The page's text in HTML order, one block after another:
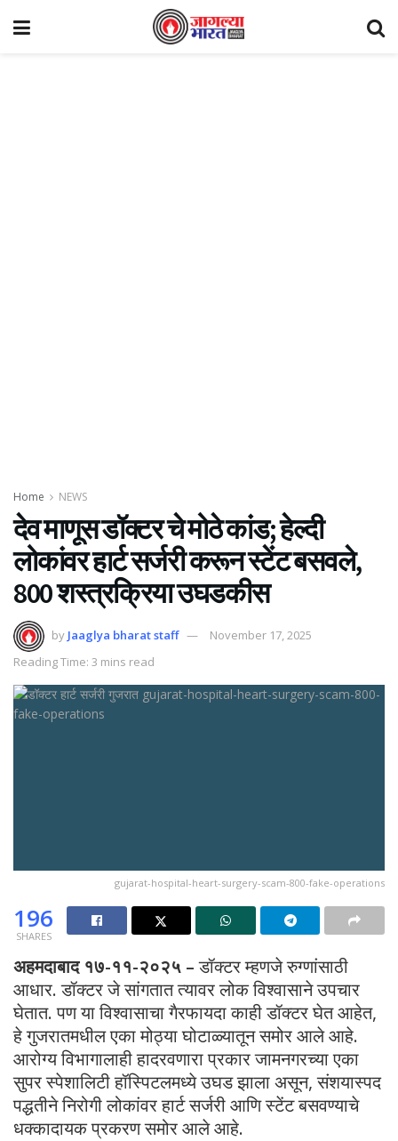
Home NEWS
देव माणूस डॉक्टर चे मोठे कांड; हेल्दी
लोकांवर हार्ट सर्जरी करून स्टेंट बसवले,
800 शस्त्रक्रिया उघडकीस
by Jaaglya bharat staff
November 17, 2025
Reading Time: 3 mins read
gujarat-hospital-heart-surgery-scam-800-fake-operations
196
SHARES
अहमदाबाद १७-११-२०२५ –डॉक्टर म्हणजे रुग्णांसाठी
आधार. डॉक्टर जे सांगतात त्यावर लोक विश्वासाने उपचार
घेतात. पण या विश्वासाचा गैरफायदा काही डॉक्टर घेत आहेत,
हे गुजरातमधील एका मोठ्या घोटाळ्यातून समोर आले आहे.
आरोग्य विभागालाही हादरवणारा प्रकार जामनगरच्या एका
सुपर स्पेशालिटी हॉस्पिटलमध्ये उघड झाला असून, संशयास्पद
पद्धतीने निरोगी लोकांवर हार्ट सर्जरी आणि स्टेंट बसवण्याचे
धक्कादायक प्रकरण समोर आले आहे.